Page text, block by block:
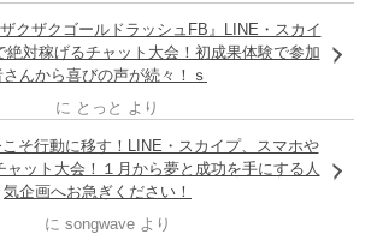
ザクザクゴールドラッシュFB』LINE・スカイ
絶対稼げるチャット大会！初成果体験で参加
さんから喜びの声が続々！ｓ
に とっと より
そ行動に移す！LINE・スカイプ、スマホや
ャット大会！１月から夢と成功を手にする人
気企画へお急ぎください！
に songwaveより